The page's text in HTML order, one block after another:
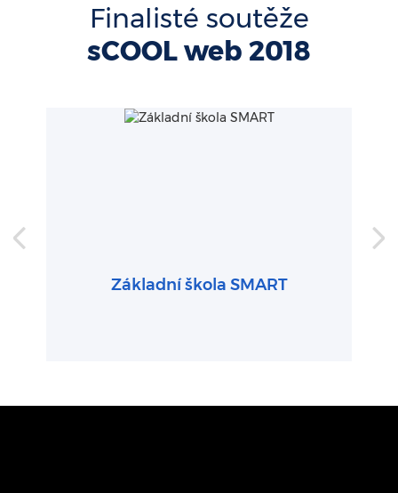
Finalisté soutěže
sCOOL web 2018
Základní škola SMART